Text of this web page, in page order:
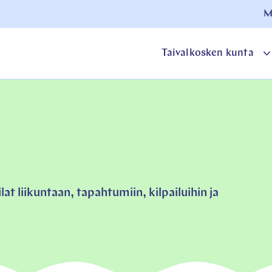
Taivalkosken kunta
liikuntaan, tapahtumiin, kilpailuihin ja